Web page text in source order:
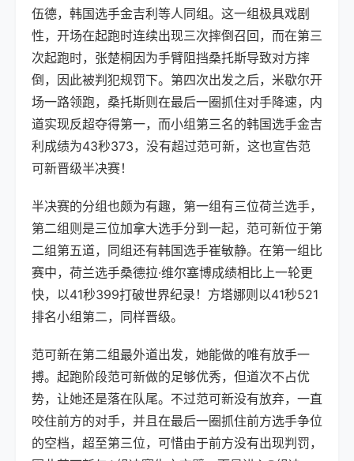
伍德，韩国选手金吉利等人同组。这一组极具戏剧
性，开场在起跑时连续出现三次摔倒召回，而在第三
次起跑时，张楚桐因为手臂阻挡桑托斯导致对方摔
倒，因此被判犯规罚下。第四次出发之后，米歇尔开
场一路领跑，桑托斯则在最后一圈抓住对手降速，内
道实现反超夺得第一，而小组第三名的韩国选手金吉
利成绩为43秒373，没有超过范可新，这也宣告范
可新晋级半决赛！
半决赛的分组也颇为有趣，第一组有三位荷兰选手，
第二组则是三位加拿大选手分到一起，范可新位于第
二组第五道，同组还有韩国选手崔敏静。在第一组比
赛中，荷兰选手桑德拉·维尔塞博成绩相比上一轮更
快，以41秒399打破世界纪录！方塔娜则以41秒521
排名小组第二，同样晋级。
范可新在第二组最外道出发，她能做的唯有放手一
搏。起跑阶段范可新做的足够优秀，但道次不占优
势，让她还是落在队尾。不过范可新没有放弃，一直
咬住前方的对手，并且在最后一圈抓住前方选手争位
的空档，超至第三位，可惜由于前方没有出现判罚，